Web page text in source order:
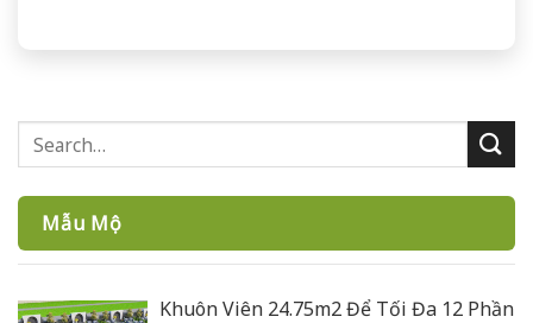
Mẫu Mộ
Khuôn Viên 24.75m2 Để Tối Đa 12 Phần